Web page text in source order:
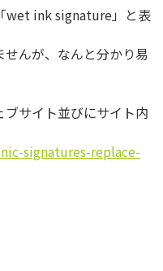
wet ink signature」と表
んが、 なんと分かり易
サイト並びにサイト内
signatures-replace-